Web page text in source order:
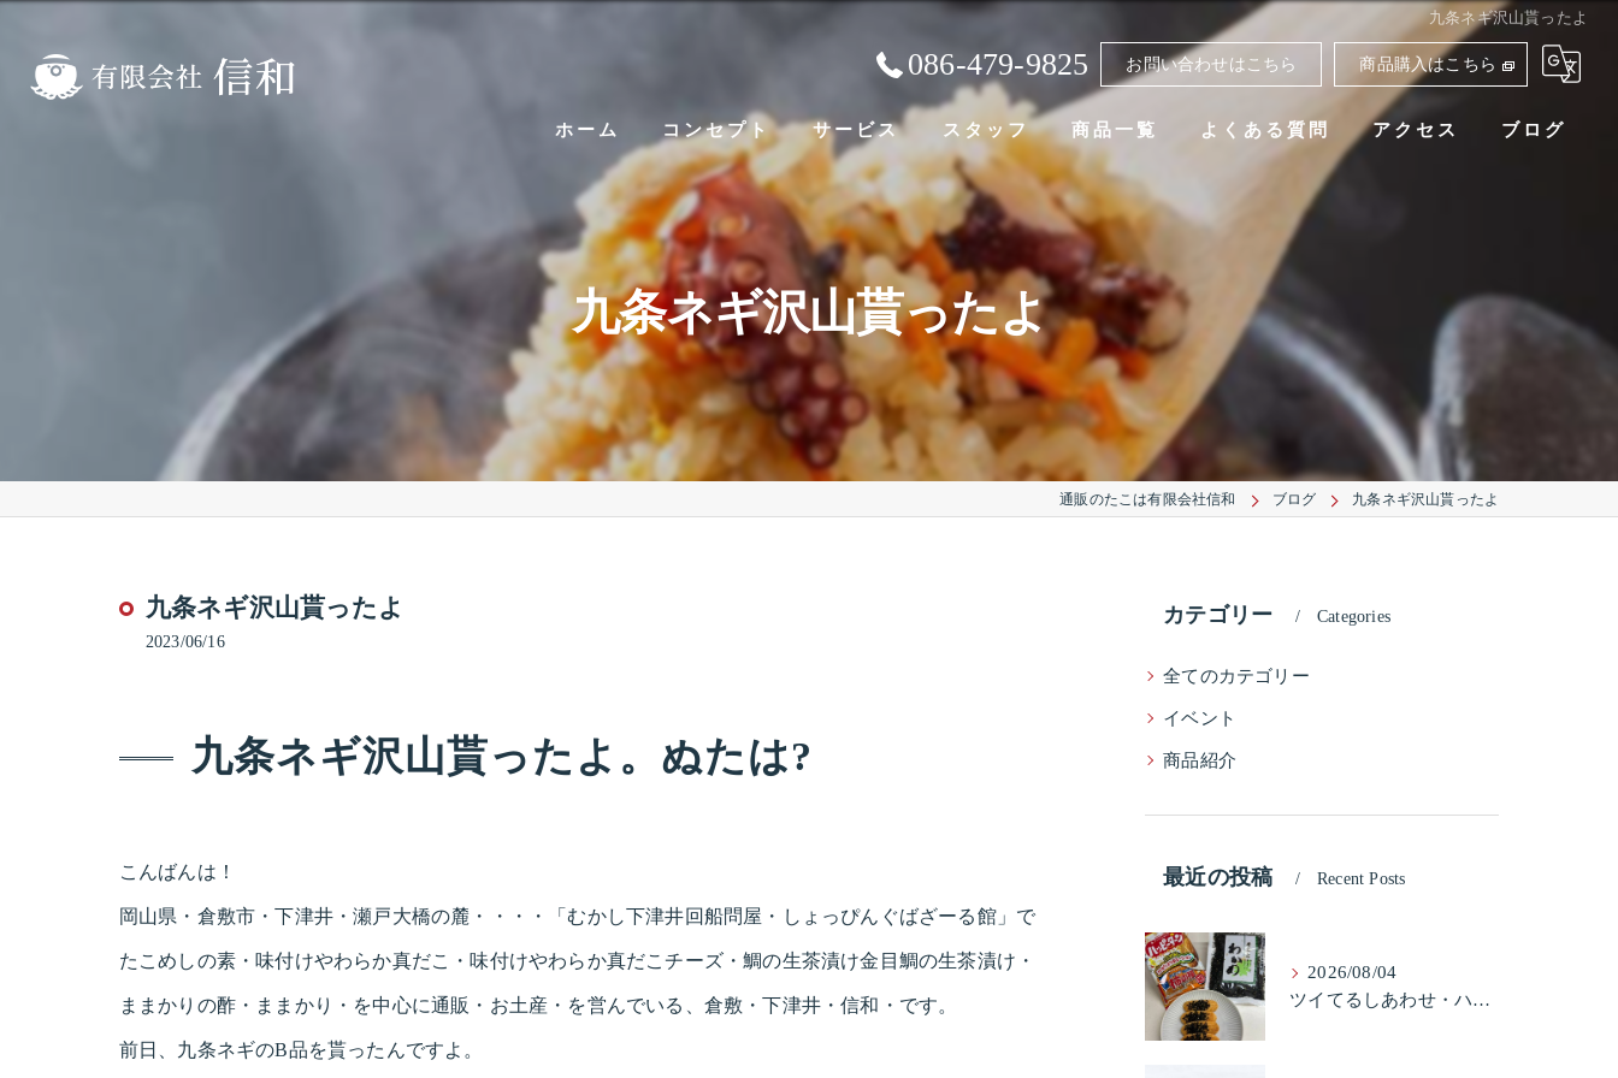
九条ネギ沢山貰ったよ
086-479-9825 お問い合わせはこちら 商品購入はこちら
ホーム コンセプト サービス スタッフ 商品一覧 よくある質問 アクセス ブログ
九条ネギ沢山貰ったよ
通販のたこは有限会社信和 ブログ 九条ネギ沢山貰ったよ
九条ネギ沢山貰ったよ
2023/06/16
九条ネギ沢山貰ったよ。ぬたは?
こんばんは！
岡山県・倉敷市・下津井・瀬戸大橋の麓・・・・「むかし下津井回船問屋・しょっぴんぐばざーる館」で
たこめしの素・味付けやわらか真だこ・味付けやわらか真だこチーズ・鯛の生茶漬け金目鯛の生茶漬け・
ままかりの酢・ままかり・を中心に通販・お土産・を営んでいる、倉敷・下津井・信和・です。
前日、九条ネギのB品を貰ったんですよ。
カテゴリー Categories
全てのカテゴリー
イベント
商品紹介
最近の投稿 Recent Posts
2026/08/04
ツイてるしあわせ・ハッピーターンと柿の種とそふとわかめふりかけとタコふりかけ・ハッピーコラボレーション